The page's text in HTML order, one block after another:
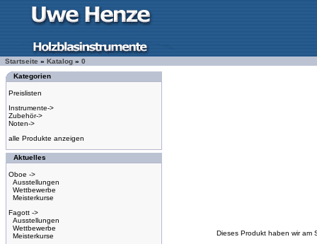
Startseite » Katalog » 0
Kategorien
Preislisten
Instrumente->
Zubehör->
Noten->
alle Produkte anzeigen
Aktuelles
Oboe ->
Ausstellungen
Wettbewerbe
Meisterkurse
Fagott ->
Ausstellungen
Wettbewerbe
Meisterkurse
Dieses Produkt haben wir am